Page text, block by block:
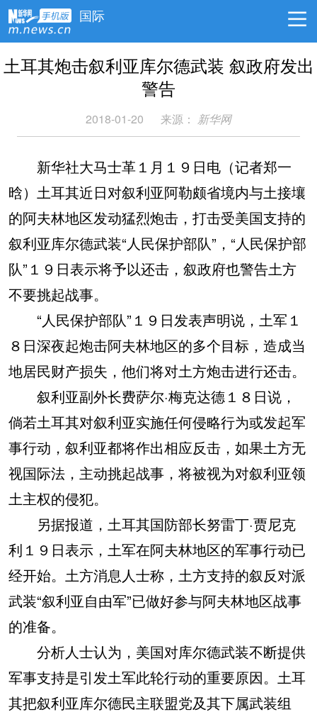
国际
土耳其炮击叙利亚库尔德武装 叙政府发出
警告
2018-01-20 来源： 新华网
新华社大马士革１月１９日电（记者郑一
晗）土耳其近日对叙利亚阿勒颇省境内与土接壤
的阿夫林地区发动猛烈炮击，打击受美国支持的
叙利亚库尔德武装“人民保护部队”，“人民保护部
队”１９日表示将予以还击，叙政府也警告土方
不要挑起战事。
“人民保护部队”１９日发表声明说，土军１
８日深夜起炮击阿夫林地区的多个目标，造成当
地居民财产损失，他们将对土方炮击进行还击。
叙利亚副外长费萨尔·梅克达德１８日说，
倘若土耳其对叙利亚实施任何侵略行为或发起军
事行动，叙利亚都将作出相应反击，如果土方无
视国际法，主动挑起战事，将被视为对叙利亚领
土主权的侵犯。
另据报道，土耳其国防部长努雷丁·贾尼克
利１９日表示，土军在阿夫林地区的军事行动已
经开始。土方消息人士称，土方支持的叙反对派
武装“叙利亚自由军”已做好参与阿夫林地区战事
的准备。
分析人士认为，美国对库尔德武装不断提供
军事支持是引发土军此轮行动的重要原因。土耳
其把叙利亚库尔德民主联盟党及其下属武装组